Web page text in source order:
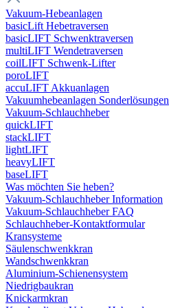
Vakuum-Hebeanlagen
basicLift Hebetraversen
basicLIFT Schwenktraversen
multiLIFT Wendetraversen
coilLIFT Schwenk-Lifter
poroLIFT
accuLIFT Akkuanlagen
Vakuumhebeanlagen Sonderlösungen
Vakuum-Schlauchheber
quickLIFT
stackLIFT
lightLIFT
heavyLIFT
baseLIFT
Was möchten Sie heben?
Vakuum-Schlauchheber Information
Vakuum-Schlauchheber FAQ
Schlauchheber-Kontaktformular
Kransysteme
Säulenschwenkkran
Wandschwenkkran
Aluminium-Schienensystem
Niedrigbaukran
Knickarmkran